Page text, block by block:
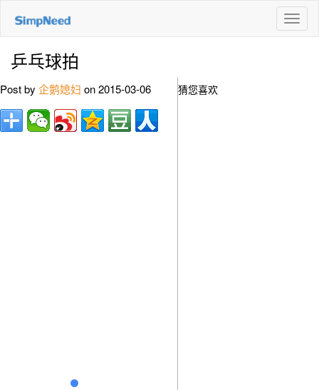
切
换
乒乓球拍
Post by 企鹅媳妇 on 2015-03-06 猜您喜欢